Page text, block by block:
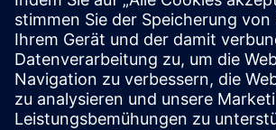
Die Auswirkungen des Klimawandels sind
es ist wichtig, dass sowohl der öffentliche
private Sektor Maßnahmen zur
Anpassung ergreifen. Mit intelligenter
mehr Finanzierung können wir eine